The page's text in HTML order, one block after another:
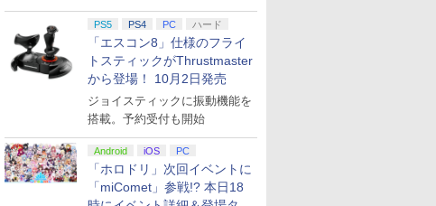
PS5 PS4 PC ハード
「エスコン8」仕様のフライ
トスティックがThrustmaster
から登場！ 10月2日発売
ジョイスティックに振動機能を
搭載。予約受付も開始
Android iOS PC
「ホロドリ」次回イベントに
「miComet」参戦!? 本日18